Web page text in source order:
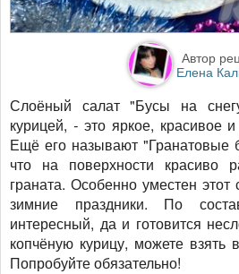
Автор
Елена
Слоёный салат "Бусы на
курицей, - это яркое, красивое
Ещё его называют "Гранатовые
что на поверхности красиво
граната. Особенно уместен этот
зимние праздники. По
интересный, да и готовится
копчёную курицу, можете взять
Попробуйте обязательно!